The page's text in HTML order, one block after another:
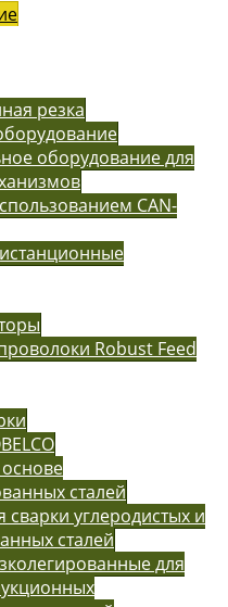
резка
оборудование для
CAN-
Robust Feed
сталей
сварки углеродистых и
сталей
для